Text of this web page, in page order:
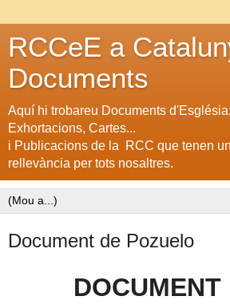
RCCeE a
Documents
Aquí hi trobareu Documents
Exhortacions, Cartes...
i Publicacions de la RCC que tenen
rellevància per tots nosaltres.
Document de Pozuelo
DOCUMENT